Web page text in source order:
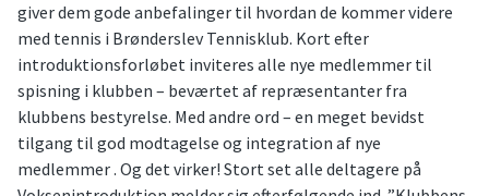
giver dem gode anbefalinger til hvordan de kommer videre
med tennis i Brønderslev Tennisklub. Kort efter
introduktionsforløbet inviteres alle nye medlemmer til
spisning i klubben – beværtet af repræsentanter fra
klubbens bestyrelse. Med andre ord – en meget bevidst
tilgang til god modtagelse og integration af nye
medlemmer . Og det virker! Stort set alle deltagere på